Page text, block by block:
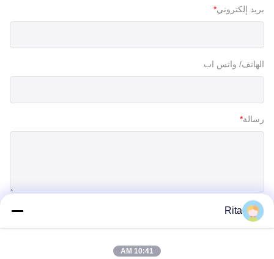
بريد إلكتروني*
الهاتف/ واتس اب
رسالة*
Rita
10:41 AM